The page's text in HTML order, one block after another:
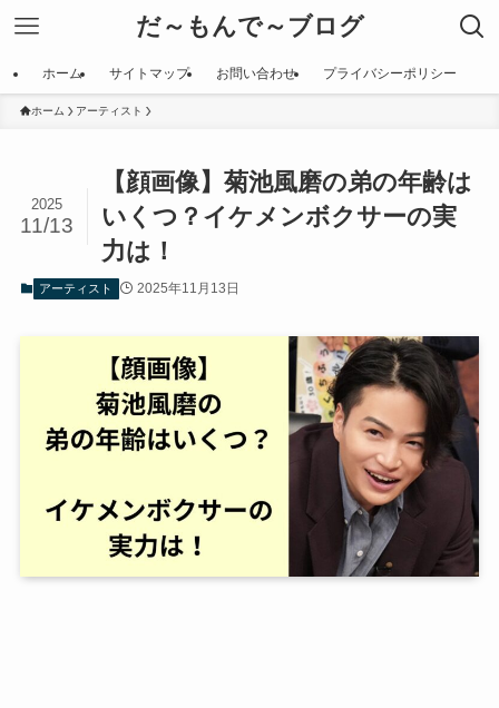
だ～もんで～ブログ
ホーム サイトマップ お問い合わせ プライバシーポリシー
ホーム アーティスト
【顔画像】菊池風磨の弟の年齢は
いくつ？イケメンボクサーの実
力は！
2025
11/13
アーティスト 2025年11月13日